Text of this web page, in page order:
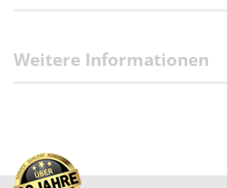
Weitere Informationen